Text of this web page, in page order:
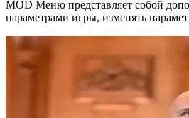
MOD Меню представляет собой
параметрами игры, изменять